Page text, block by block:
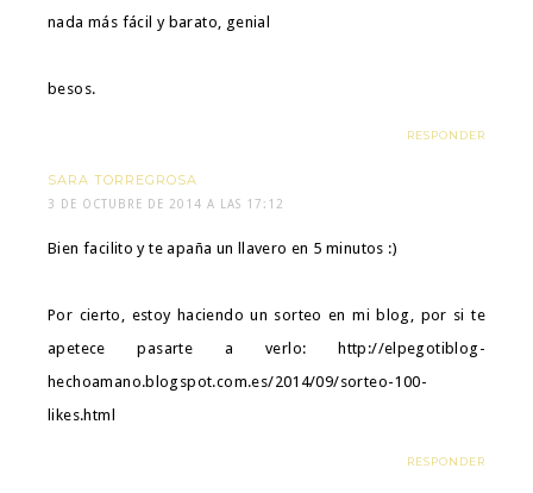
nada más fácil y barato, genial
besos.
RESPONDER
SARA TORREGROSA
3 DE OCTUBRE DE 2014 A LAS 17:12
Bien facilito y te apaña un llavero en 5 minutos :)
Por cierto, estoy haciendo un sorteo en mi blog, por si te
apetece pasarte a verlo: http://elpegotiblog-
hechoamano.blogspot.com.es/2014/09/sorteo-100-
likes.html
RESPONDER